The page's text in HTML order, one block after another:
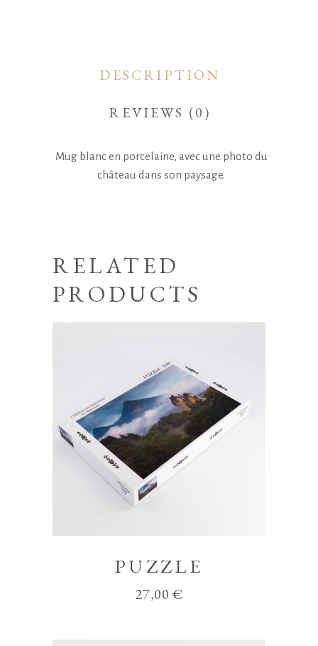
DESCRIPTION
REVIEWS (0)
Mug blanc en porcelaine, avec une photo du
château dans son paysage.
RELATED
PRODUCTS
PUZZLE
27,00€